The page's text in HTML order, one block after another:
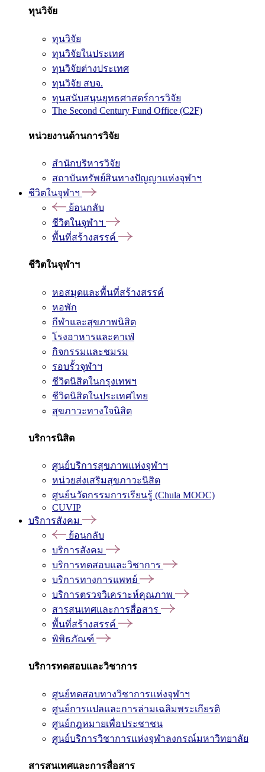
ทุนวิจัย
ทุนวิจัย
ทุนวิจัยในประเทศ
ทุนวิจัยต่างประเทศ
ทุนวิจัย สบจ.
ทุนสนับสนุนยุทธศาสตร์การวิจัย
The Second Century Fund Office (C2F)
หน่วยงานด้านการวิจัย
สำนักบริหารวิจัย
สถาบันทรัพย์สินทางปัญญาแห่งจุฬาฯ
ชีวิตในจุฬาฯ
ย้อนกลับ
ชีวิตในจุฬาฯ
พื้นที่สร้างสรรค์
ชีวิตในจุฬาฯ
หอสมุดและพื้นที่สร้างสรรค์
หอพัก
กีฬาและสุขภาพนิสิต
โรงอาหารและคาเฟ่
กิจกรรมและชมรม
รอบรั้วจุฬาฯ
ชีวิตนิสิตในกรุงเทพฯ
ชีวิตนิสิตในประเทศไทย
สุขภาวะทางใจนิสิต
บริการนิสิต
ศูนย์บริการสุขภาพแห่งจุฬาฯ
หน่วยส่งเสริมสุขภาวะนิสิต
ศูนย์นวัตกรรมการเรียนรู้ (Chula MOOC)
CUVIP
บริการสังคม
ย้อนกลับ
บริการสังคม
บริการทดสอบและวิชาการ
บริการทางการแพทย์
บริการตรวจวิเคราะห์คุณภาพ
สารสนเทศและการสื่อสาร
พื้นที่สร้างสรรค์
พิพิธภัณฑ์
บริการทดสอบและวิชาการ
ศูนย์ทดสอบทางวิชาการแห่งจุฬาฯ
ศูนย์การแปลและการล่ามเฉลิมพระเกียรติ
ศูนย์กฎหมายเพื่อประชาชน
ศูนย์บริการวิชาการแห่งจุฬาลงกรณ์มหาวิทยาลัย
สารสนเทศและการสื่อสาร